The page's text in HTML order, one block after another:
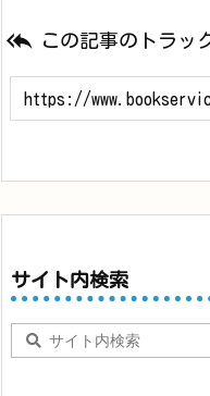
 この記事のトラッ
サイト内検索